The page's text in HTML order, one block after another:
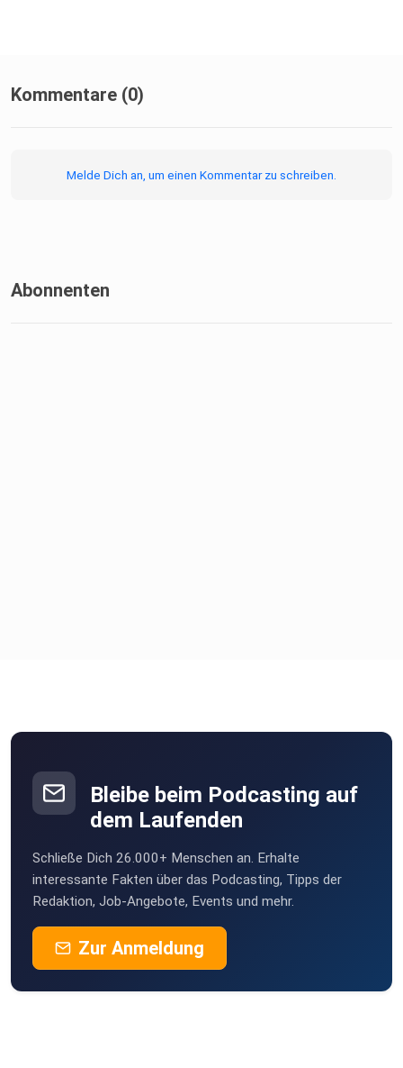
Kommentare (0)
Melde Dich an, um einen Kommentar zu schreiben.
Abonnenten
Bleibe beim Podcasting auf
dem Laufenden
Schließe Dich 26.000+ Menschen an. Erhalte
interessante Fakten über das Podcasting, Tipps der
Redaktion, Job-Angebote, Events und mehr.
Zur Anmeldung